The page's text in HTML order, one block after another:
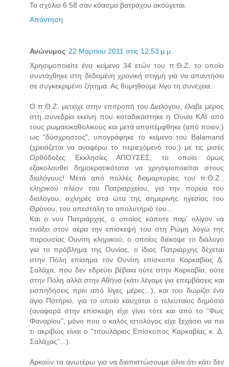
Το σχόλιο 6:58 σαν κόασμα βατράχου ακούγεται.
Απάντηση
Ανώνυμος 22 Μαρτίου 2011 στις 12:53 μ.μ.
Χρησιμοποιείτε ένα κείμενο 34 ετών του π.Θ.Ζ. το οποίο
συντάχθηκε στη δεδομένη χρονική στιγμή για να απαντήσει
σε συγκεκριμένο ζήτημα. Ας θυμηθούμε λίγο τη συνέχεια.
Ο π.Θ.Ζ. μετείχε στην επιτροπή του Διαλόγου, έλαβε μέρος
στη συνεδρία εκείνη που καταδικάστηκε η Ουνία ΚΑΙ από
τους ρωμαιοκαθολικούς και μετά αποπέμφθηκε (από ποιον;)
ως "δύσχρηστος", υπογράφηκε το κείμενο του Balamand
(χρειάζεται να αναφέρω το περιεχόμενό του;) με τις μισές
Ορθόδοξες Εκκλησίες ΑΠΟΥΣΕΣ, το οποίο όμως
εξακολουθεί δημοκρατικότατα να χρησιμοποιείται στους
διαλόγους! Μετά από πολλές διαμαρτυρίες του π.Θ.Ζ.,
κληρικού πλέον του Πατριαρχείου, για την πορεία του
διαλόγου, οχληρές στα ώτα της σημερινής ηγεσίας του
Θρόνου, του απεστάλη το απολυτήριό του...
Και ο νυν Πατριάρχης, ο οποίος κάποτε παρ' ολίγον να
τινάξει στον αέρα την επίσκεψή του στη Ρώμη λόγω της
παρουσίας Ουνίτη κληρικού, ο οποίος διέκοψε το διάλογο
για το πρόβλημα της Ουνίας, ο ίδιος Πατριάρχης δέχεται
στην Πόλη επίσημα τον Ουνίτη επίσκοπο Καρκαβίας Δ.
Σαλάχα, που δεν εδρεύει βέβαια ούτε στην Καρκαβία, ούτε
στην Πόλη αλλά στην Αθήνα (κάτι λέγαμε για επεμβάσεις και
εισπηδήσεις πριν από λίγες μέρες...), και του δωρίζει ένα
άγιο Ποτήριο, για το οποίο καυχάται ο τελευταίος δημόσια
(αναφορά στην επίσκεψη είχε γίνει τότε και από το "Φως
Φαναρίου", μόνο που ο καλός ιστολόγος είχε ξεχάσει να πει
τι ακριβώς είναι ο "τιτουλάριος Επίσκοπος Καρκαβίας κ. Δ.
Σαλάχας"...).
Αρκούν τα ανωτέρω για να διαπιστώσουμε όλοι ότι κάτι δεν